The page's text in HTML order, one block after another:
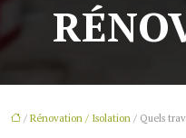
/ Rénovation / Isolation / Quels